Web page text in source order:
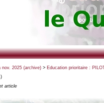
nov. 2025 (archive)> Education prioritaire :
article